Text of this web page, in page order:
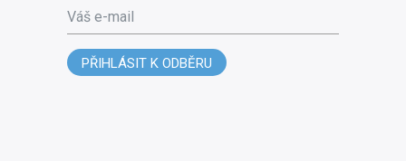
Váš e-mail
PŘIHLÁSIT K ODBĚRU